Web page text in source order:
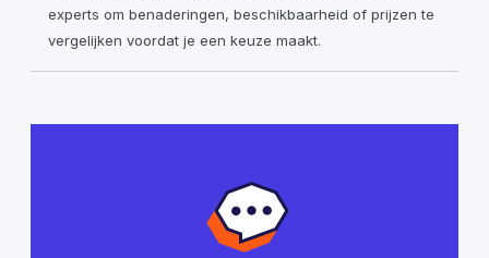
experts om benaderingen, beschikbaarheid of prijzen te
vergelijken voordat je een keuze maakt.